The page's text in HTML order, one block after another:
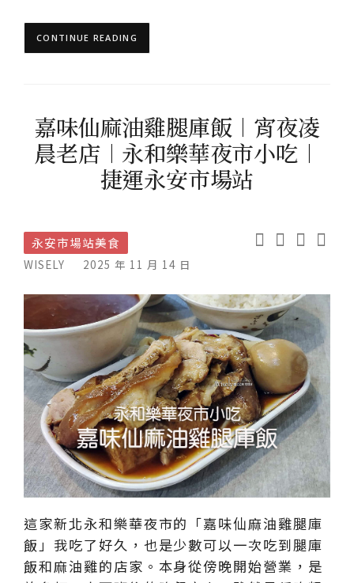
CONTINUE READING
嘉味仙麻油雞腿庫飯︱宵夜凌
晨老店︱永和樂華夜市小吃︱
捷運永安市場站
永安市場站美食
WISELY 2025 年 11 月 14 日
這家新北永和樂華夜市的「嘉味仙麻油雞腿庫
飯」我吃了好久，也是少數可以一次吃到腿庫
飯和麻油雞的店家。本身從傍晚開始營業，是